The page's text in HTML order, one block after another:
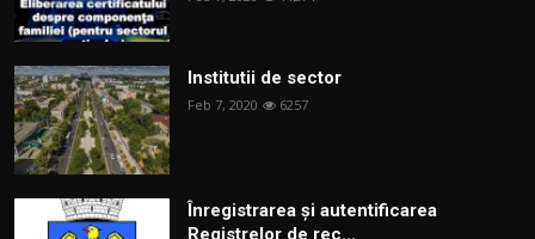
Institutii de sector
Feb 7, 2020 6257
Înregistrarea și autentificarea
Registrelor de rec...